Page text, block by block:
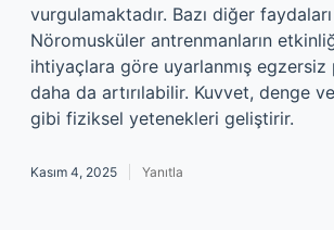
vurgulamaktadır. Bazı diğer
Nöromusküler antrenmanların
ihtiyaçlara göre uyarlanmış egzersiz
daha da artırılabilir. Kuvvet, denge ve
gibi fiziksel yetenekleri geliştirir.
Kasım 4, 2025 Yanıtla